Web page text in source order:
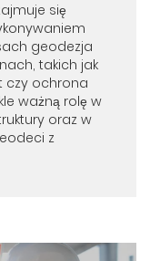
się
geodezja
takich jak
czy ochrona
ważną rolę w
oraz w
z